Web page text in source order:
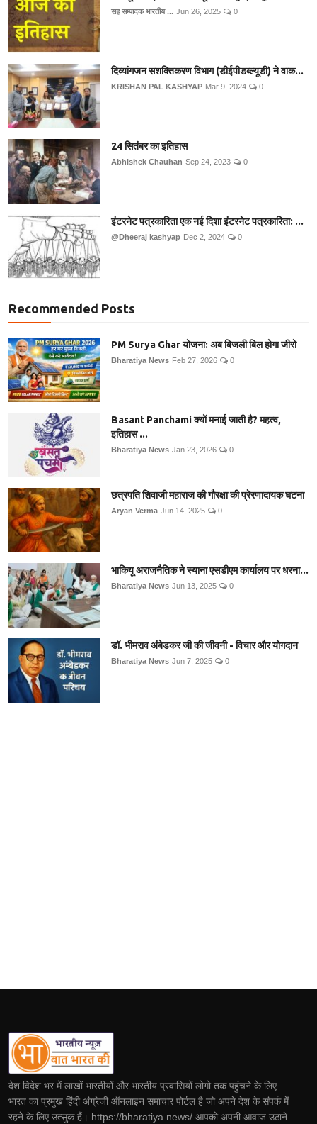
सह सम्पादक भारतीय ... Jun 26, 2025 0
दिव्यांगजन सशक्तिकरण विभाग (डीईपीडब्ल्यूडी) ने वाक...
KRISHAN PAL KASHYAP Mar 9, 2024 0
24 सितंबर का इतिहास
Abhishek Chauhan Sep 24, 2023 0
इंटरनेट पत्रकारिता एक नई दिशा इंटरनेट पत्रकारिता: ...
@Dheeraj kashyap Dec 2, 2024 0
Recommended Posts
PM Surya Ghar योजना: अब बिजली बिल होगा जीरो
Bharatiya News Feb 27, 2026 0
Basant Panchami क्यों मनाई जाती है? महत्व,
इतिहास ...
Bharatiya News Jan 23, 2026 0
छत्रपति शिवाजी महाराज की गौरक्षा की प्रेरणादायक घटना
Aryan Verma Jun 14, 2025 0
भाकियू अराजनैतिक ने स्याना एसडीएम कार्यालय पर धरना...
Bharatiya News Jun 13, 2025 0
डॉ. भीमराव अंबेडकर जी की जीवनी - विचार और योगदान
Bharatiya News Jun 7, 2025 0
देश विदेश भर में लाखों भारतीयों और भारतीय प्रवासियों लोगो तक पहुंचने के लिए
भारत का प्रमुख हिंदी अंग्रेजी ऑनलाइन समाचार पोर्टल है जो अपने देश के संपर्क में
रहने के लिए उत्सुक हैं। https://bharatiya.news/ आपको अपनी आवाज उठाने